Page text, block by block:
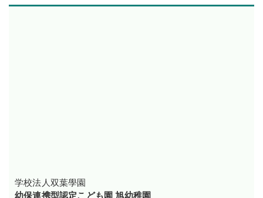
学校法人双葉學園
幼保連携型認定こども園 旭幼稚園